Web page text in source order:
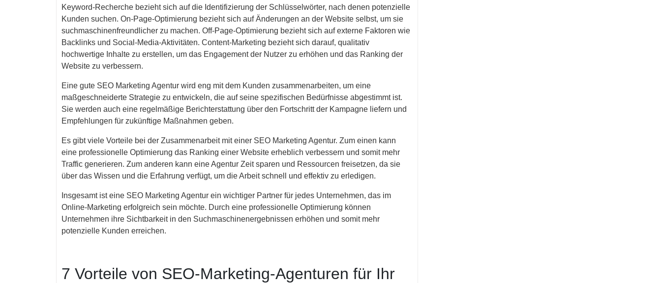
Keyword-Recherche bezieht sich auf die Identifizierung der Schlüsselwörter, nach denen potenzielle
Kunden suchen. On-Page-Optimierung bezieht sich auf Änderungen an der Website selbst, um sie
suchmaschinenfreundlicher zu machen. Off-Page-Optimierung bezieht sich auf externe Faktoren wie
Backlinks und Social-Media-Aktivitäten. Content-Marketing bezieht sich darauf, qualitativ
hochwertige Inhalte zu erstellen, um das Engagement der Nutzer zu erhöhen und das Ranking der
Website zu verbessern.
Eine gute SEO Marketing Agentur wird eng mit dem Kunden zusammenarbeiten, um eine
maßgeschneiderte Strategie zu entwickeln, die auf seine spezifischen Bedürfnisse abgestimmt ist.
Sie werden auch eine regelmäßige Berichterstattung über den Fortschritt der Kampagne liefern und
Empfehlungen für zukünftige Maßnahmen geben.
Es gibt viele Vorteile bei der Zusammenarbeit mit einer SEO Marketing Agentur. Zum einen kann
eine professionelle Optimierung das Ranking einer Website erheblich verbessern und somit mehr
Traffic generieren. Zum anderen kann eine Agentur Zeit sparen und Ressourcen freisetzen, da sie
über das Wissen und die Erfahrung verfügt, um die Arbeit schnell und effektiv zu erledigen.
Insgesamt ist eine SEO Marketing Agentur ein wichtiger Partner für jedes Unternehmen, das im
Online-Marketing erfolgreich sein möchte. Durch eine professionelle Optimierung können
Unternehmen ihre Sichtbarkeit in den Suchmaschinenergebnissen erhöhen und somit mehr
potenzielle Kunden erreichen.
7 Vorteile von SEO-Marketing-Agenturen für Ihr